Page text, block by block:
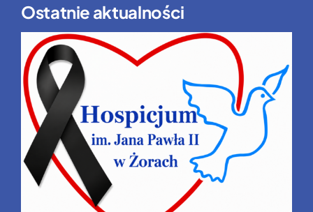
Ostatnie aktualności